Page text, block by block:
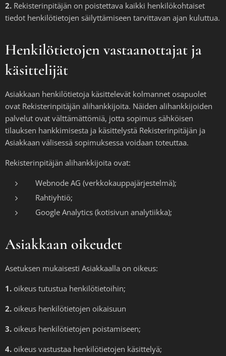
2. Rekisterinpitäjän on poistettava kaikki henkilökohtaiset
tiedot henkilötietojen säilyttämiseen tarvittavan ajan kuluttua.
Henkilötietojen vastaanottajat ja
käsittelijät
Asiakkaan henkilötietoja käsittelevät kolmannet osapuolet
ovat Rekisterinpitäjän alihankkijoita. Näiden alihankkijoiden
palvelut ovat välttämättömiä, jotta sopimus sähköisen
tilauksen hankkimisesta ja käsittelystä Rekisterinpitäjän ja
Asiakkaan välisessä sopimuksessa voidaan toteuttaa.
Rekisterinpitäjän alihankkijoita ovat:
Webnode AG (verkkokauppajärjestelmä);
Rahtiyhtiö;
Google Analytics (kotisivun analytiikka);
Asiakkaan oikeudet
Asetuksen mukaisesti Asiakkaalla on oikeus:
1. oikeus tutustua henkilötietoihin;
2. oikeus henkilötietojen oikaisuun
3. oikeus henkilötietojen poistamiseen;
4. oikeus vastustaa henkilötietojen käsittelyä;